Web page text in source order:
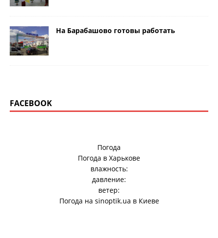
На Барабашово готовы работать
FACEBOOK
Погода
Погода в Харькове
влажность:
давление:
ветер:
Погода на sinoptik.ua в Киеве